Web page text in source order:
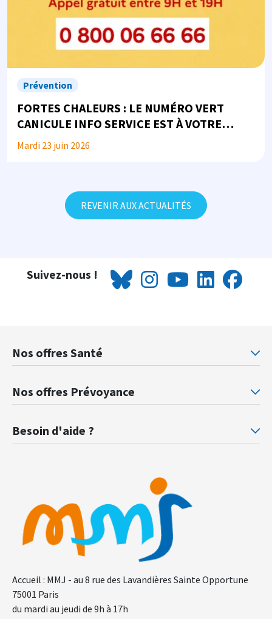
Prévention
FORTES CHALEURS : LE NUMÉRO VERT
CANICULE INFO SERVICE EST À VOTRE
DISPOSITION
Mardi 23 juin 2026
REVENIR AUX ACTUALITÉS
Suivez-nous !
Accueil : MMJ - au 8 rue des Lavandières Sainte Opportune
75001 Paris
du mardi au jeudi de 9h à 17h
Nos offres Santé
Mutuelle santé Retraités justice
Nos offres Prévoyance
Besoin d'aide ?